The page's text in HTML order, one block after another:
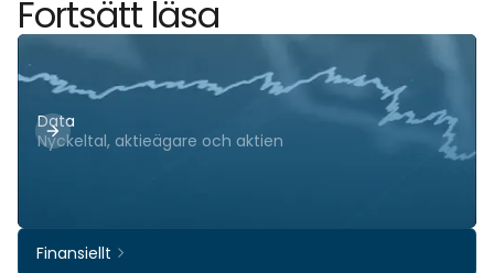
Fortsätt läsa
Data
Nyckeltal, aktieägare och aktien
Finansiellt